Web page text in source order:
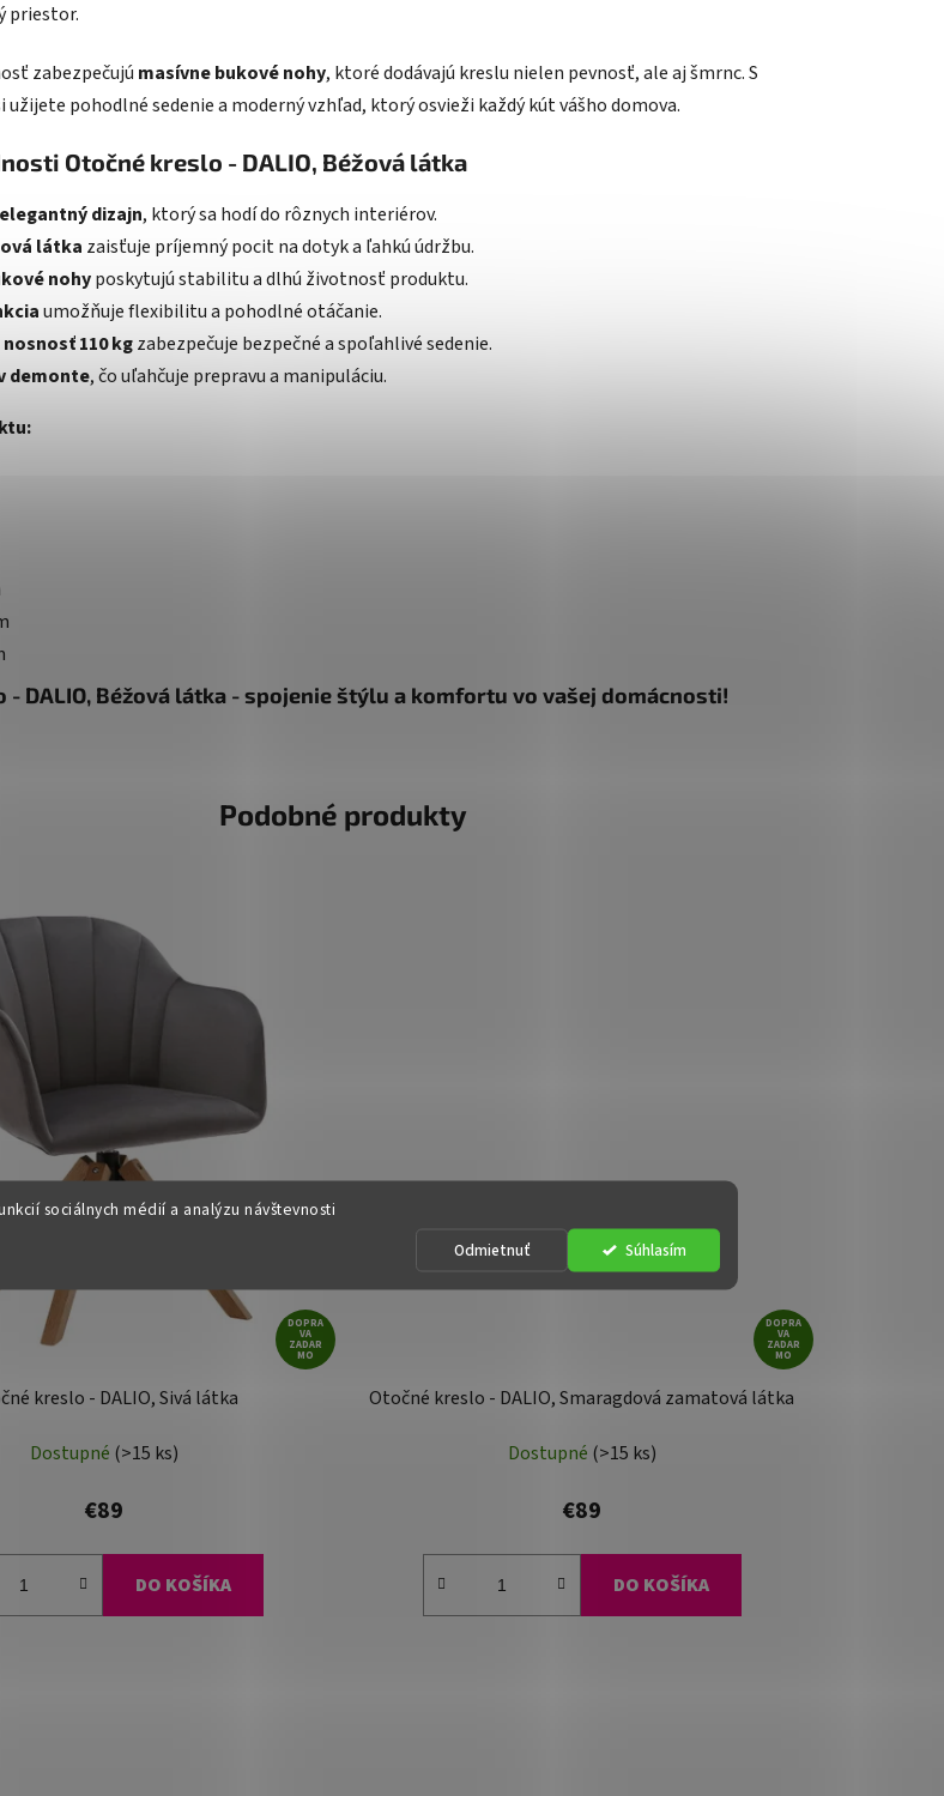
sociálnych médií a analýzu návštevnosti
Odmietnuť Súhlasím
priestor.
zabezpečujú masívne bukové nohy, ktoré dodávajú kreslu nielen pevnosť, ale aj šmrnc. S
pohodlné sedenie a moderný vzhľad, ktorý osvieži každý kút vášho domova.
Otočné kreslo - DALIO, Béžová látka
dizajn, ktorý sa hodí do rôznych interiérov.
látka zaisťuje príjemný pocit na dotyk a ľahkú údržbu.
nohyposkytujú stabilitu a dlhú životnosť produktu.
umožňuje flexibilitu a pohodlné otáčanie.
110 kgzabezpečuje bezpečné a spoľahlivé sedenie.
demonte, čo uľahčuje prepravu a manipuláciu.
- DALIO, Béžová látka - spojenie štýlu a komfortu vo vašej domácnosti!
Podobné produkty
DOPRA
VA
ZADAR
MO
kreslo - DALIO, Sivá látka
Dostupné (>15 ks)
€89
DO KOŠÍKA
DOPRA
VA
ZADAR
MO
Otočné kreslo - DALIO, Smaragdová zamatová látka
Dostupné (>15 ks)
€89
DO KOŠÍKA